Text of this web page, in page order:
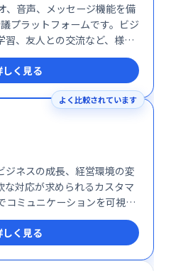
音声、メッセージ機能を備
プラットフォームです。ビジ
習、友人との交流など、様々
。シンプルで高機能なインタ
コミュニケーションを実
ムや仲間と簡単に繋がること
ランから利用でき、ビジネス
も魅力です。
しく見る
よく比較されています
ジネスの成長、経営環境の変
な対応が求められるカスタマ
コミュニケーションを可視化
える体験を届けませんか？
しく見る